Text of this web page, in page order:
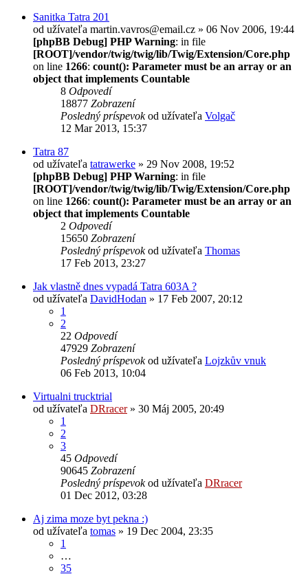
Sanitka Tatra 201
od užívateľa martin.vavros@email.cz » 06 Nov 2006, 19:44
[phpBB Debug] PHP Warning: in file
[ROOT]/vendor/twig/twig/lib/Twig/Extension/Core.php
on line 1266: count(): Parameter must be an array or an
object that implements Countable
8 Odpovedí
18877 Zobrazení
Posledný príspevokod užívateľa Volgač
12 Mar 2013, 15:37
Tatra 87
od užívateľa tatrawerke » 29 Nov 2008, 19:52
[phpBB Debug] PHP Warning: in file
[ROOT]/vendor/twig/twig/lib/Twig/Extension/Core.php
on line 1266: count(): Parameter must be an array or an
object that implements Countable
2 Odpovedí
15650 Zobrazení
Posledný príspevokod užívateľa Thomas
17 Feb 2013, 23:27
Jak vlastně dnes vypadá Tatra 603A ?
od užívateľa DavidHodan » 17 Feb 2007, 20:12
1
2
22 Odpovedí
47929 Zobrazení
Posledný príspevokod užívateľa Lojzkův vnuk
06 Feb 2013, 10:04
Virtualni trucktrial
od užívateľa DRracer» 30 Máj 2005, 20:49
1
2
3
45 Odpovedí
90645 Zobrazení
Posledný príspevokod užívateľa DRracer
01 Dec 2012, 03:28
Aj zima moze byt pekna :)
od užívateľa tomas » 19 Dec 2004, 23:35
1
…
35